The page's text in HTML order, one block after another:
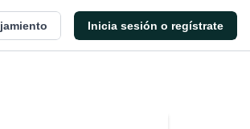
Inicia sesión o regístrate